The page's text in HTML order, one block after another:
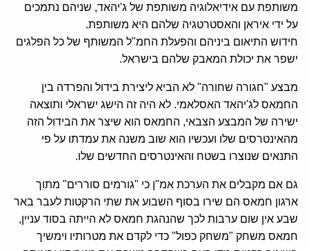
משותפת עם אידיאלוגיה משותפת של ג'יהאד, שניהם נתמכים
על ידי איראן והאסטרטגיה שלהם היא משותפת.
חידוש התיאום ביניהם והפעלת החמ"ל המשותף של כל הפלגים
ישפר את יכולת המאבק שלהם בישראל.
מבצע "חגורה שחורה" לא הביא ליצירת בידול והפרדה בין
החמאס לג'יהאד האסלאמי. לא היה זה הישג ישראלי ותוצאה
ישירה של המבצע הצבאי, החמאס הוא שיצר את הבידול הזה
מהאינטרסים שלו ועכשיו הוא שוב משנה את עמדתו על פי
התנאים שנוצרו בשטח והאינטרסים החדשים שלו.
גם אם מקבלים את הערכת אמ"ן כי "גורמים סוררים" מתוך
ארגון חמאס הם שירו בסוף השבוע את שתי הרקטות לעבר באר
שבע אין שום ערבות לכך שהנהגת חמאס לא הייתה בסוד עניין,
חמאס משחק "משחק כפול" כדי לקדם את מטרותיו וימשיך